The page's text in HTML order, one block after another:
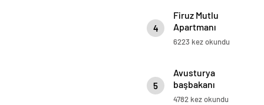
4
Firuz Mutlu
Apartmanı
davası ertelendi
6223 kez okundu
5
Avusturya
başbakanı
Sebastian Kurz
4782 kez okundu